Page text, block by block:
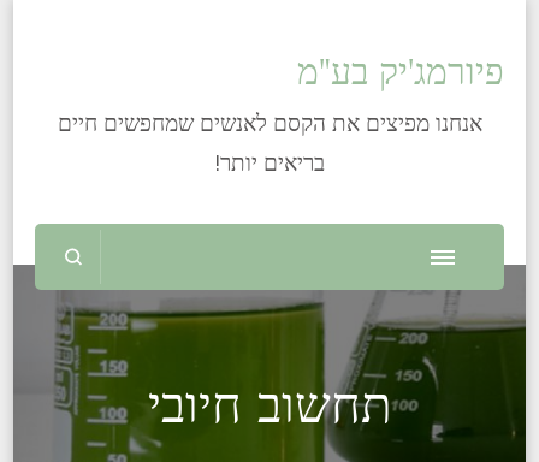
פיורמג'יק בע"מ
אנחנו מפיצים את הקסם לאנשים שמחפשים חיים
בריאים יותר!
תחשוב חיובי